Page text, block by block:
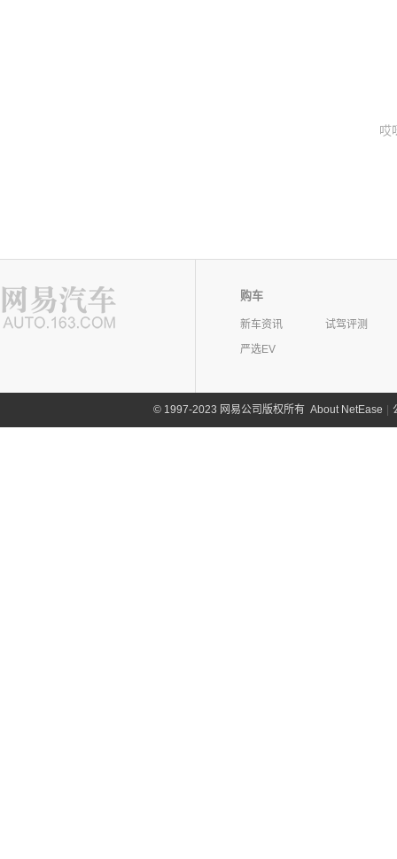
哎
购车
新车资讯
试驾评测
严选EV
©1997-2023 网易公司版权所有 About NetEase